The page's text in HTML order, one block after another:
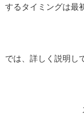
するタイミングは最
では、詳しく説明し